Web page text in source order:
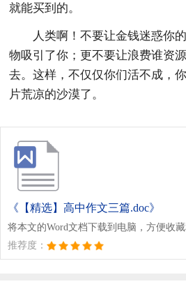
就能买到的。
人类啊！不要让金钱迷惑你
物吸引了你；更不要让浪费谁资
去。这样，不仅仅你们活不成，
片荒凉的沙漠了。
《【精选】高中作文三篇.doc》
将本文的Word文档下载到电脑，方便收
推荐度：